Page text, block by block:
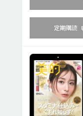
定期購読